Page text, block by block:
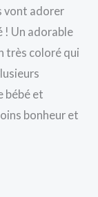
vont adorer
! Un adorable
très coloré qui
bébé et
bonheur et